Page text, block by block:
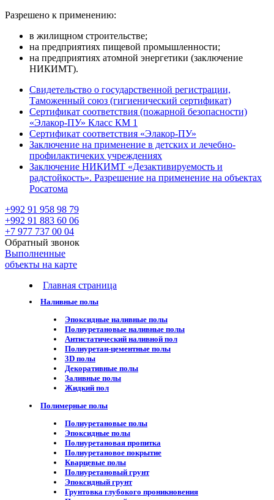
Разрешено к применению:
в жилищном строительстве;
на предприятиях пищевой промышленности;
на предприятиях атомной энергетики (заключение
НИКИМТ).
Свидетельство о государственной регистрации,
Таможенный союз (гигиенический сертификат)
Сертификат соответствия (пожарной безопасности)
«Элакор-ПУ» Класс КМ 1
Сертификат соответствия «Элакор-ПУ»
Заключение на применение в детских и лечебно-
профилактичеких учреждениях
Заключение НИКИМТ «Дезактивируемость и
радстойкость». Разрешение на применение на объектах
Росатома
+992 91 958 98 79
+992 91 883 60 06
+7 977 737 00 04
Обратный звонок
Выполненные
объекты на карте
Главная страница
Наливные полы
Эпоксидные наливные полы
Полиуретановые наливные полы
Антистатический наливной пол
Полиуретан-цементные полы
3D полы
Декоративные полы
Заливные полы
Жидкий пол
Полимерные полы
Полиуретановые полы
Эпоксидные полы
Полиуретановая пропитка
Полиуретановое покрытие
Кварцевые полы
Полиуретановый грунт
Эпоксидный грунт
Грунтовка глубокого проникновения